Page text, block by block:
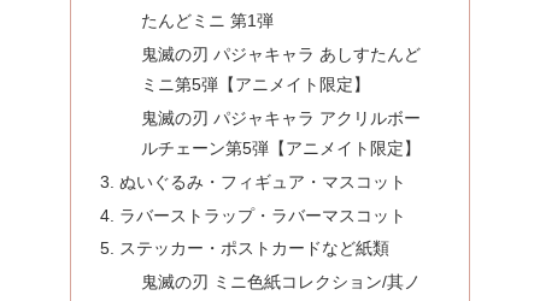
たんどミニ 第1弾
鬼滅の刃 パジャキャラ あしすたんど
ミニ第5弾【アニメイト限定】
鬼滅の刃 パジャキャラ アクリルボー
ルチェーン第5弾【アニメイト限定】
ぬいぐるみ・フィギュア・マスコット
ラバーストラップ・ラバーマスコット
ステッカー・ポストカードなど紙類
鬼滅の刃 ミニ色紙コレクション/其ノ